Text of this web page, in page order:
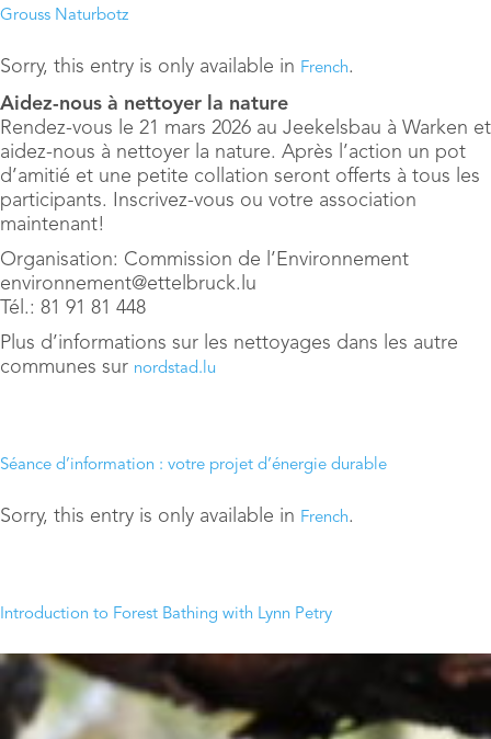
Grouss Naturbotz
Sorry, this entry is only available in French.
Aidez-nous à nettoyer la nature
Rendez-vous le 21 mars 2026 au Jeekelsbau à Warken et
aidez-nous à nettoyer la nature. Après l’action un pot
d’amitié et une petite collation seront offerts à tous les
participants. Inscrivez-vous ou votre association
maintenant!
Organisation: Commission de l’Environnement
environnement@ettelbruck.lu
Tél.: 81 91 81 448
Plus d’informations sur les nettoyages dans les autre
communes sur nordstad.lu
Séance d’information : votre projet d’énergie durable
Sorry, this entry is only available in French.
Introduction to Forest Bathing with Lynn Petry